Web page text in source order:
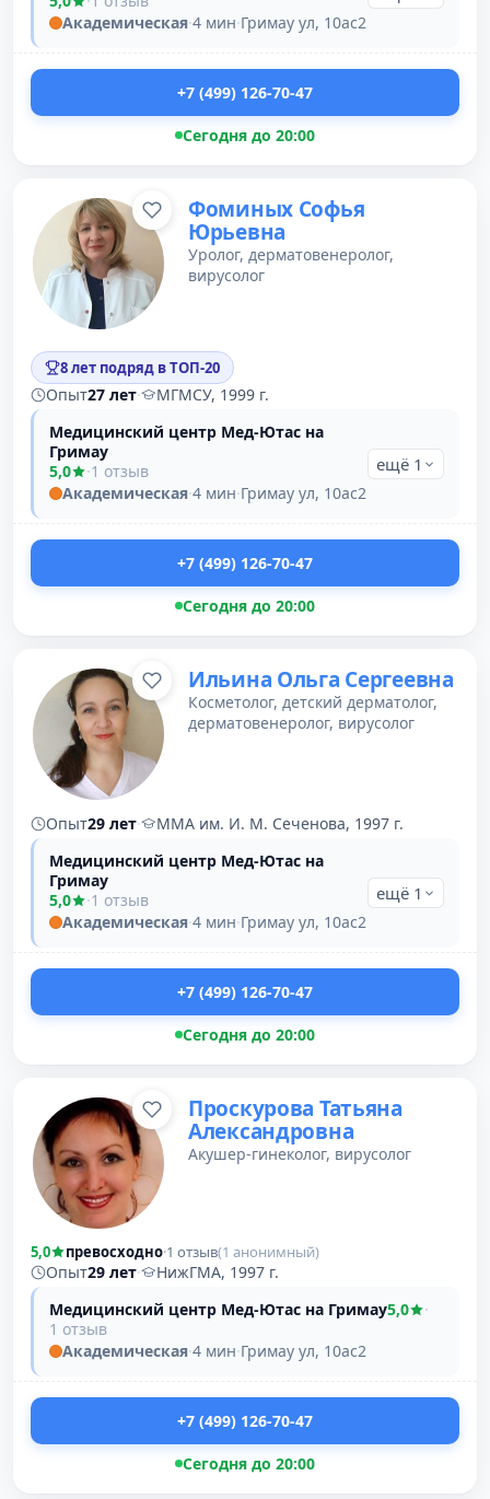
Академическая·4 мин·Гримау ул, 10ас2
+7 (499) 126-70-47
Сегодня до 20:00
Фоминых Софья
Юрьевна
Уролог, дерматовенеролог,
вирусолог
8 лет подряд в ТОП-20
Опыт27 лет·
МГМСУ, 1999 г.
Медицинский центр Мед-Ютас на
Гримау
5,0
·1 отзыв
Академическая·4 мин·Гримау ул, 10ас2
ещё 1
+7 (499) 126-70-47
Сегодня до 20:00
Ильина Ольга Сергеевна
Косметолог, детский дерматолог,
дерматовенеролог, вирусолог
Опыт29 лет·
ММА им. И. М. Сеченова, 1997 г.
Медицинский центр Мед-Ютас на
Гримау
5,0
·1 отзыв
Академическая·4 мин·Гримау ул, 10ас2
ещё 1
+7 (499) 126-70-47
Сегодня до 20:00
Проскурова Татьяна
Александровна
Акушер-гинеколог, вирусолог
5,0 превосходно·1 отзыв(1 анонимный)
Опыт29 лет·
НижГМА, 1997 г.
Медицинский центр Мед-Ютас на Гримау5,0
·
1 отзыв
Академическая·4 мин·Гримау ул, 10ас2
+7 (499) 126-70-47
Сегодня до 20:00